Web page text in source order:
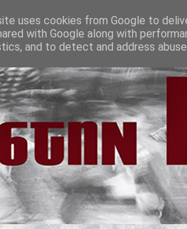
uses cookies from Google to
with Google along with
and to detect and address